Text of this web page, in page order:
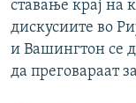
ставање крај на
дискусиите во
и Вашингтон се
да преговараат